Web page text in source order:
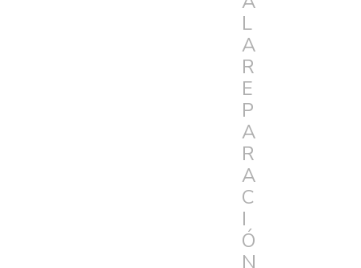
L
A
R
E
P
A
R
A
C
I
Ó
N